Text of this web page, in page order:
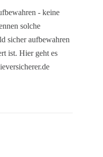
- keine
solche
sicher aufbewahren
ist. Hier geht es